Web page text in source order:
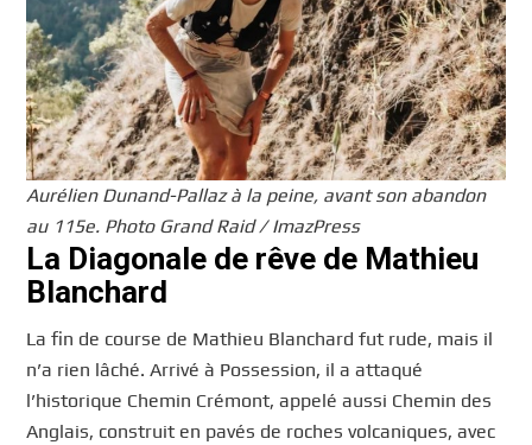
Aurélien Dunand-Pallaz à la peine, avant son abandon
au 115e. Photo Grand Raid / ImazPress
La Diagonale de rêve de Mathieu
Blanchard
La fin de course de Mathieu Blanchard fut rude, mais il
n’a rien lâché. Arrivé à Possession, il a attaqué
l’historique Chemin Crémont, appelé aussi Chemin des
Anglais, construit en pavés de roches volcaniques, avec